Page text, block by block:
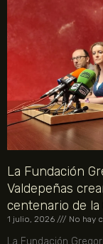
La Fundación
Valdepeñas
centenario de la
1 julio, 2026 No hay
La Fundación